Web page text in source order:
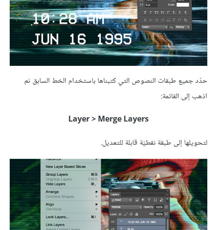
حدّد جميع طبقات النصوص التي كتبناها باستخدام الخط السابق ثم
اذهب إلى القائمة:
Layer > Merge Layers
لتحويلها إلى طبقة نقطيّة قابلة للتعديل.